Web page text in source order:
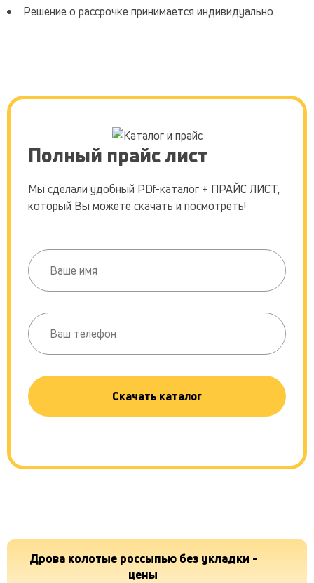
Решение о рассрочке принимается индивидуально
Полный прайс лист
Мы сделали удобный PDf-каталог + ПРАЙС ЛИСТ,
который Вы можете скачать и посмотреть!
Скачать каталог
Дрова колотые россыпью без укладки -
цены